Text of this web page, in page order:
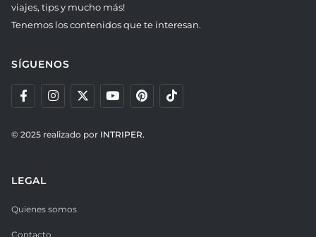
viajes, tips y mucho más!
Tenemos los contenidos que te interesan.
SÍGUENOS
© 2025 realizado por INTRIPER.
LEGAL
Quienes somos
Contacto